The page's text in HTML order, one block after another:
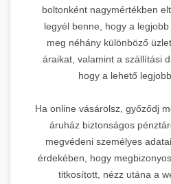
boltonként nagymértékben
legyél benne, hogy a
meg néhány különböző
áraikat, valamint a szállítási
hogy a lehető
Ha online vásárolsz, győződj
áruház biztonságos
megvédeni személyes
érdekében, hogy
titkosított, nézz utána a